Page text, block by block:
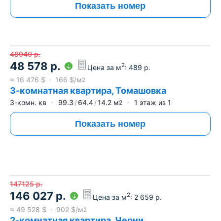
Показать номер
48940 р.
48 578 р. Цена за м2: 489 р.
≈ 16 476 $ 166 $/м2
3-комнатная квартира, Томашовка
3-комн. кв 99.3 64.4 14.2 м2 1 этаж из 1
Показать номер
147125 р.
146 027 р. Цена за м2: 2 659 р.
≈ 49 528 $ 902 $/м2